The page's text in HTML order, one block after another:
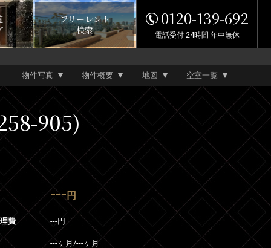
フリーレント
検索
0120-139-692
電話受付 24時間 年中無休
物件写真 物件概要 地図 空室一覧
905)
--- 円
費 ---円
---ヶ月 /---ヶ月